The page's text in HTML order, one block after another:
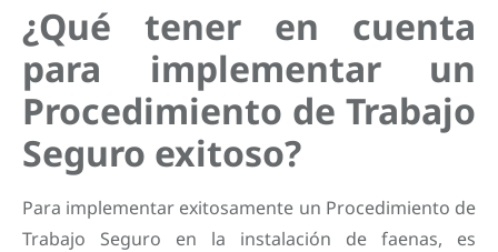
¿Qué tener en cuenta
para implementar un
Procedimiento de Trabajo
Seguro exitoso?
Para implementar exitosamente un Procedimiento de
Trabajo Seguro en la instalación de faenas, es